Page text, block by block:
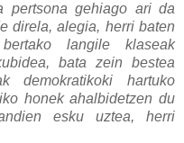
pertsona gehiago ari da
direla, alegia, herri baten
langile klaseak
bata zein bestea
demokratikoki hartuko
honek ahalbidetzen du
esku uztea, herri